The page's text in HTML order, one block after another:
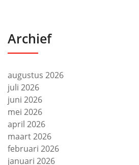
Archief
augustus 2026
juli 2026
juni 2026
mei 2026
april 2026
maart 2026
februari 2026
januari 2026